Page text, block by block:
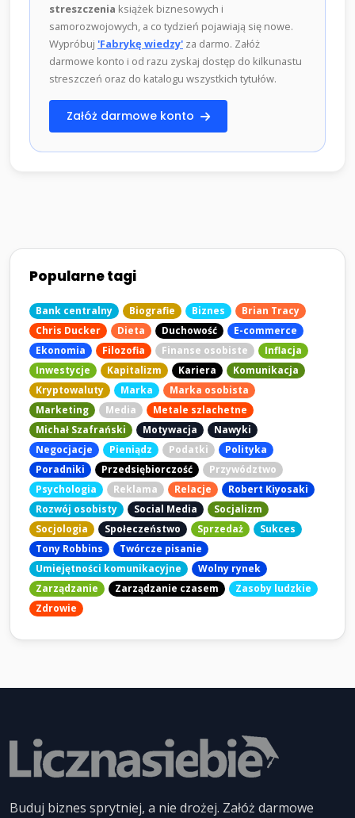
streszczenia książek biznesowych i
samorozwojowych, a co tydzień pojawiają się nowe.
Wypróbuj 'Fabrykę wiedzy' za darmo. Załóż
darmowe konto i od razu zyskaj dostęp do kilkunastu
streszczeń oraz do katalogu wszystkich tytułów.
Załóż darmowe konto
Popularne tagi
Bank centralny Biografie Biznes
Brian Tracy
Chris Ducker
Dieta Duchowość
E-commerce
Ekonomia
Filozofia Finanse osobiste
Inflacja
Inwestycje
Kapitalizm Kariera
Komunikacja
Kryptowaluty
Marka
Marka osobista
Marketing
Media
Metale szlachetne
Michał Szafrański
Motywacja
Nawyki
Negocjacje
Pieniądz Podatki
Polityka
Poradniki
Przedsiębiorczość
Przywództwo
Psychologia
Reklama Relacje
Robert Kiyosaki
Rozwój osobisty
Social Media
Socjalizm
Socjologia
Społeczeństwo Sprzedaż
Sukces
Tony Robbins
Twórcze pisanie
Umiejętności komunikacyjne
Wolny rynek
Zarządzanie
Zarządzanie czasem
Zasoby ludzkie
Zdrowie
Buduj biznes sprytniej, a nie drożej. Załóż darmowe